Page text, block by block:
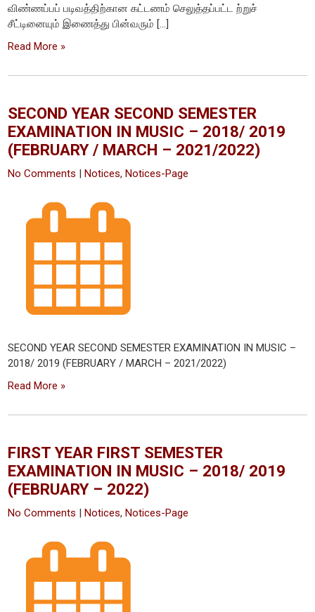
விண்ணப்பப் படிவத்திற்கான கட்டணம் செலுத்தப்பட்ட ற்றுச்
சீட்டினையும் இணைத்து பின்வரும் […]
Read More »
SECOND YEAR SECOND SEMESTER
EXAMINATION IN MUSIC – 2018/ 2019
(FEBRUARY / MARCH – 2021/2022)
No Comments |Notices,Notices-Page
SECOND YEAR SECOND SEMESTER EXAMINATION IN MUSIC –
2018/ 2019 (FEBRUARY / MARCH – 2021/2022)
Read More »
FIRST YEAR FIRST SEMESTER
EXAMINATION IN MUSIC – 2018/ 2019
(FEBRUARY – 2022)
No Comments |Notices,Notices-Page